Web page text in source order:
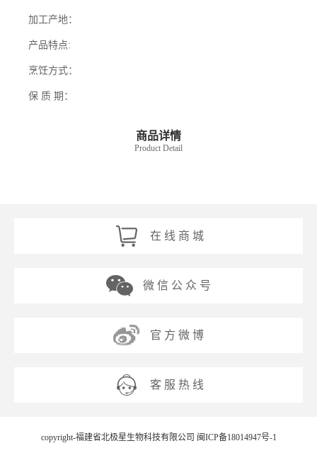
加工产地：
产品特点:
烹饪方式：
保 质 期：
商品详情
Product Detail
在 线 商 城
微 信 公 众 号
官 方 微 博
客 服 热 线
copyright-福建省北极星生物科技有限公司 闽ICP备18014947号-1